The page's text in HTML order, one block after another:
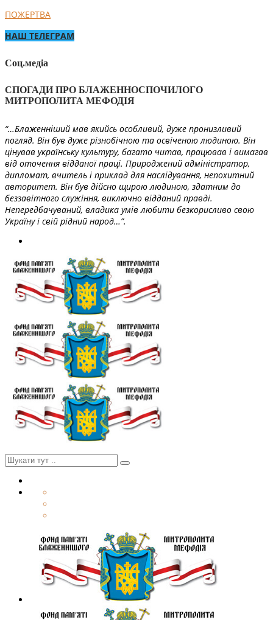
ПОЖЕРТВА
НАШ ТЕЛЕГРАМ
Соц.медіа
СПОГАДИ ПРО БЛАЖЕННОСПОЧИЛОГО
МИТРОПОЛИТА МЕФОДІЯ
“…Блаженніший мав якийсь особливий, дуже пронизливий
погляд. Він був дуже різнобічною та освіченою людиною. Він
цінував українську культуру, багато читав, працював і вимагав
від оточення відданої праці. Природжений адміністратор,
дипломат, вчитель і приклад для наслідування, непохитний
авторитет. Він був дійсно щирою людиною, здатним до
беззавітного служіння, виключно відданий правді.
Непередбачуваний, владика умів любити безкорисливо свою
Україну і свій рідний народ…”.